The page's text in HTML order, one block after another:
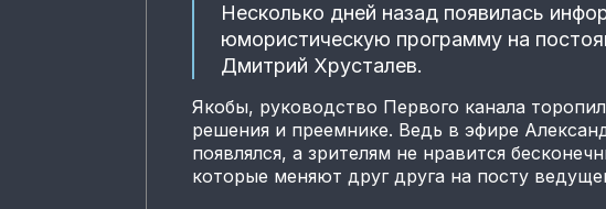
Несколько дней назад появилась
юмористическую программу на
Дмитрий Хрусталев.
Якобы, руководство Первого канала
решения и преемнике. Ведь в эфире
появлялся, а зрителям не нравится
которые меняют друг друга на посту